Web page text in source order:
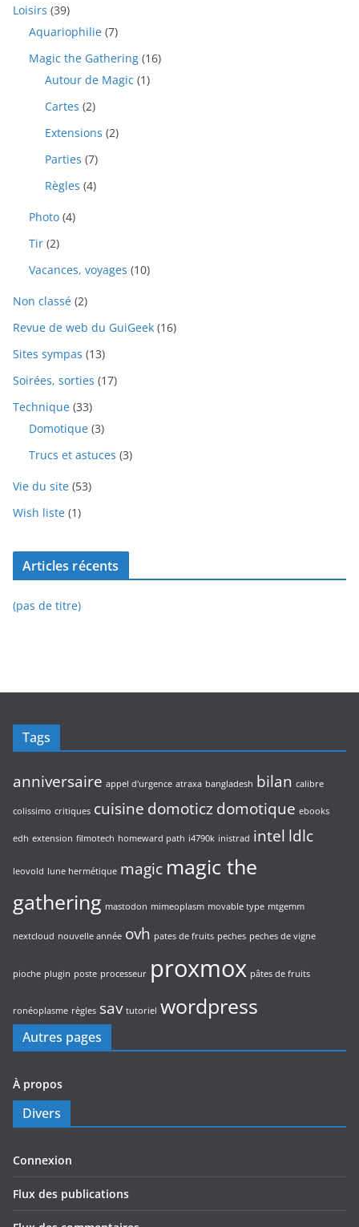
Loisirs (39)
Aquariophilie (7)
Magic the Gathering (16)
Autour de Magic (1)
Cartes (2)
Extensions (2)
Parties (7)
Règles (4)
Photo (4)
Tir (2)
Vacances, voyages (10)
Non classé (2)
Revue de web du GuiGeek (16)
Sites sympas (13)
Soirées, sorties (17)
Technique (33)
Domotique (3)
Trucs et astuces (3)
Vie du site (53)
Wish liste (1)
Articles récents
(pas de titre)
Tags
anniversaire appel d'urgence atraxa bangladesh bilan calibre
colissimo critiques cuisine domoticzdomotique ebooks
edh extension filmotech homeward path i4790k inistrad intel ldlc
leovold lune hermétique magic magic the
gathering mastodon mimeoplasm movable type mtgemm
nextcloud nouvelle année ovh pates de fruits peches peches de vigne
pioche plugin poste processeur proxmox pâtes de fruits
ronéoplasme règles sav tutoriel wordpress
Autres pages
À propos
Divers
Connexion
Flux des publications